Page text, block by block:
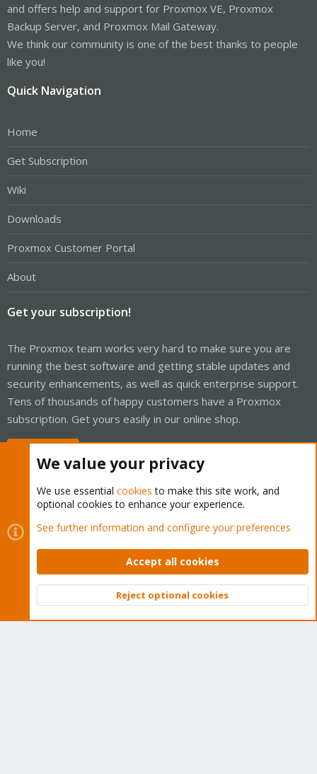
and offers help and support for Proxmox VE, Proxmox
Backup Server, and Proxmox Mail Gateway.
We think our community is one of the best thanks to people
like you!
Quick Navigation
Home
Get Subscription
Wiki
Downloads
Proxmox Customer Portal
About
Get your subscription!
The Proxmox team works very hard to make sure you are
running the best software and getting stable updates and
security enhancements, as well as quick enterprise support.
Tens of thousands of happy customers have a Proxmox
subscription. Get yours easily in our online shop.
Cookies
Proxmox Support Forum - Light Mode
Contact us
Terms and rules Privacy policy Help Home
Community platform by XenForo © 2010-2026 XenForo Ltd.
Top
We value your privacy
We use essential cookies to make this site work, and
optional cookies to enhance your experience.
See further information and configure your preferences
Accept all cookies
Reject optional cookies